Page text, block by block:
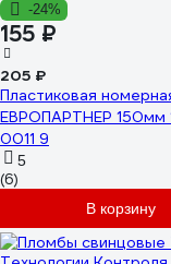
-24%
155 ₽
205 ₽
Пластиковая
ЕВРОПАРТНЕР 150мм
0011 9
5
(6)
В корзину